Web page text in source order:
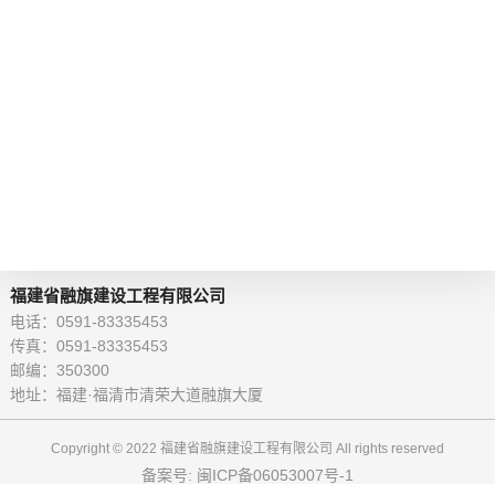
福建省融旗建设工程有限公司
电话：0591-83335453
传真：0591-83335453
邮编：350300
地址：福建·福清市清荣大道融旗大厦
Copyright © 2022 福建省融旗建设工程有限公司 All rights reserved
备案号: 闽ICP备06053007号-1